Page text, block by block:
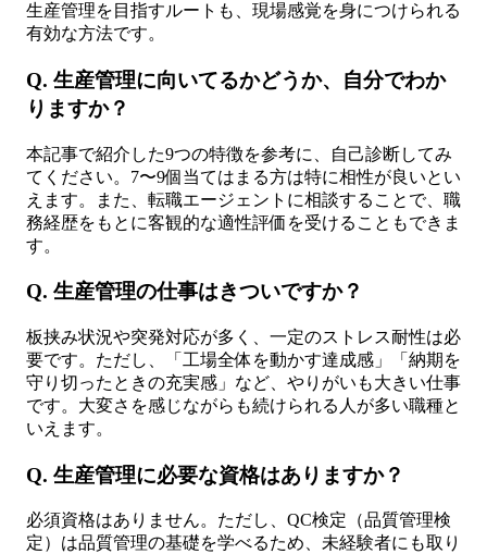
生産管理を目指すルートも、現場感覚を身につけられる
有効な方法です。
Q. 生産管理に向いてるかどうか、自分でわか
りますか？
本記事で紹介した9つの特徴を参考に、自己診断してみ
てください。7〜9個当てはまる方は特に相性が良いとい
えます。また、転職エージェントに相談することで、職
務経歴をもとに客観的な適性評価を受けることもできま
す。
Q. 生産管理の仕事はきついですか？
板挟み状況や突発対応が多く、一定のストレス耐性は必
要です。ただし、「工場全体を動かす達成感」「納期を
守り切ったときの充実感」など、やりがいも大きい仕事
です。大変さを感じながらも続けられる人が多い職種と
いえます。
Q. 生産管理に必要な資格はありますか？
必須資格はありません。ただし、QC検定（品質管理検
定）は品質管理の基礎を学べるため、未経験者にも取り